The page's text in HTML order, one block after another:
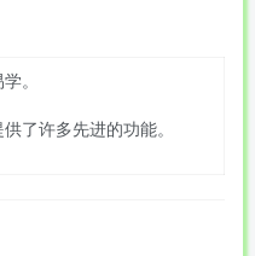
。
了许多先进的功能。